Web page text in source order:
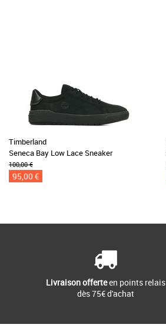
Timberland
Seneca Bay Low Lace Sneaker
100,00 €
95,00 €
Livraison offerteen points relais
dès 75€ d'achat